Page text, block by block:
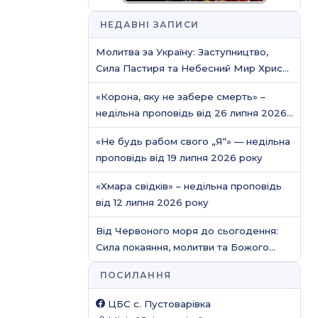
НЕДАВНІ ЗАПИСИ
Молитва за Україну: Заступництво,
Сила Пастиря та Небесний Мир Христа
/ Молитовне служіння
«Корона, яку не забере смерть» –
недільна проповідь від 26 липня 2026
року
«Не будь рабом свого „Я“» — недільна
проповідь від 19 липня 2026 року
«Хмара свідків» – недільна проповідь
від 12 липня 2026 року
Від Червоного моря до сьогодення:
Сила покаяння, молитви та Божого
захисту
ПОСИЛАННЯ
ЦБС c. Пустоварівка